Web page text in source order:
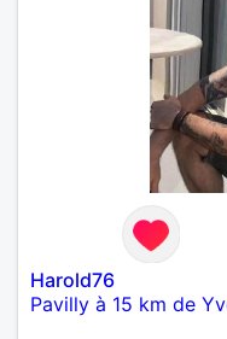
Harold76
Pavilly à 15 km de